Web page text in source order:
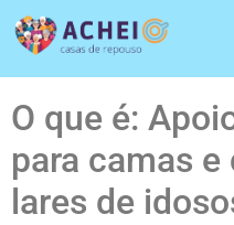
O que é:
para camas e
lares de